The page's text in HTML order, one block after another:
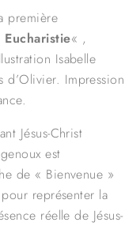
première
Eucharistie« ,
Isabelle
d’Olivier. Impression
Jésus-Christ
est
de « Bienvenue »
représenter la
réelle de Jésus-